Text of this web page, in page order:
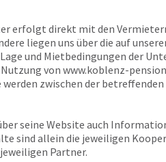
erfolgt direkt mit den
liegen uns über die auf
und Mietbedingungen der
von www.koblenz-
zwischen der
seine Website auch
sind allein die jeweiligen
Partner.